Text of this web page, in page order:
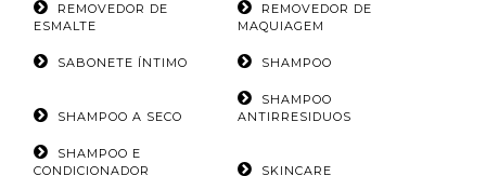
REMOVEDOR DE
ESMALTE
REMOVEDOR DE
MAQUIAGEM
SABONETE ÍNTIMO SHAMPOO
SHAMPOO A SECO
SHAMPOO
ANTIRRESIDUOS
SHAMPOO E
CONDICIONADOR
SKINCARE